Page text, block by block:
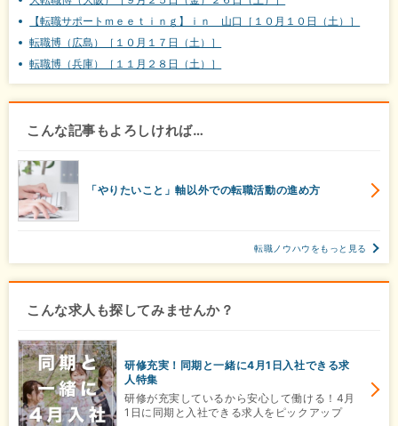
【転職サポートｍｅｅｔｉｎｇ】ｉｎ 山口［１０月１０日（土）］
転職博（広島）［１０月１７日（土）］
転職博（兵庫）［１１月２８日（土）］
こんな記事もよろしければ…
「やりたいこと」軸以外での転職活動の進め方
転職ノウハウをもっと見る
こんな求人も探してみませんか？
研修充実！同期と一緒に4月1日入社できる求
人特集
研修が充実しているから安心して働ける！4月
1日に同期と入社できる求人をピックアップ